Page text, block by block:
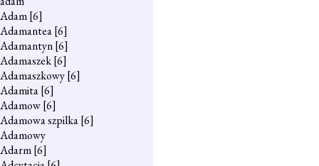
Adam[6]
Adamantea[6]
Adamantyn[6]
Adamaszek[6]
Adamaszkowy[6]
Adamita[6]
Adamow[6]
Adamowa szpilka[6]
Adamowy
Adarm[6]